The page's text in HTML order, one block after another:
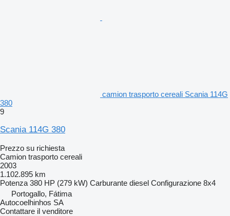
camion trasporto cereali Scania 114G
380
9
Scania 114G 380
Prezzo su richiesta
Camion trasporto cereali
2003
1.102.895 km
Potenza 380 HP (279 kW) Carburante diesel Configurazione 8x4
Portogallo, Fátima
Autocoelhinhos SA
Contattare il venditore